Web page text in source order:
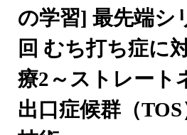
の学習] 最先端シ
回 むち打ち症に
療2～ストレート
出口症候群（